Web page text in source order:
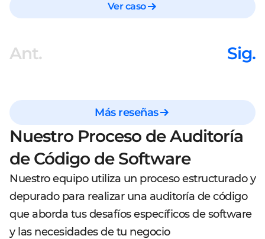
Ver caso
Ant. Sig.
Más reseñas
Nuestro Proceso de Auditoría
de Código de Software
Nuestro equipo utiliza un proceso estructurado y
depurado para realizar una auditoría de código
que aborda tus desafíos específicos de software
y las necesidades de tu negocio